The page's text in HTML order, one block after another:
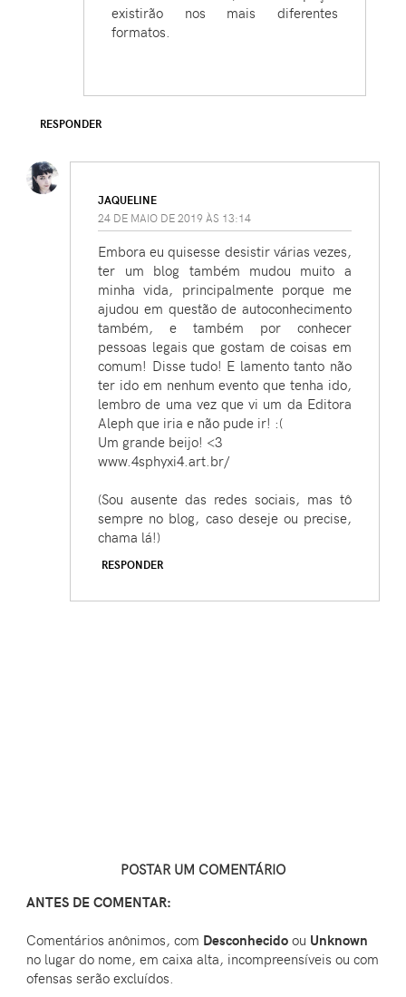
existirão nos mais diferentes
formatos.
RESPONDER
JAQUELINE
24 DE MAIO DE 2019 ÀS 13:14
Embora eu quisesse desistir várias vezes,
ter um blog também mudou muito a
minha vida, principalmente porque me
ajudou em questão de autoconhecimento
também, e também por conhecer
pessoas legais que gostam de coisas em
comum! Disse tudo! E lamento tanto não
ter ido em nenhum evento que tenha ido,
lembro de uma vez que vi um da Editora
Aleph que iria e não pude ir! :(
Um grande beijo! <3
www.4sphyxi4.art.br/
(Sou ausente das redes sociais, mas tô
sempre no blog, caso deseje ou precise,
chama lá!)
RESPONDER
POSTAR UM COMENTÁRIO
ANTES DE COMENTAR:
Comentários anônimos, com Desconhecido ou Unknown
no lugar do nome, em caixa alta, incompreensíveis ou com
ofensas serão excluídos.